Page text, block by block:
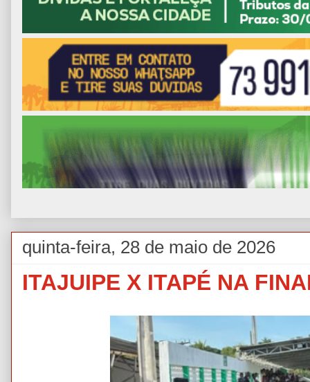
quinta-feira, 28 de maio de 2026
ITAJUIPE X ITAPÉ NA